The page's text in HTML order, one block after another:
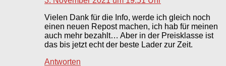
Vielen Dank für die Info, werde ich gleich noch
einen neuen Repost machen, ich hab für meinen
auch mehr bezahlt… Aber in der Preisklasse ist
das bis jetzt echt der beste Lader zur Zeit.
Antworten